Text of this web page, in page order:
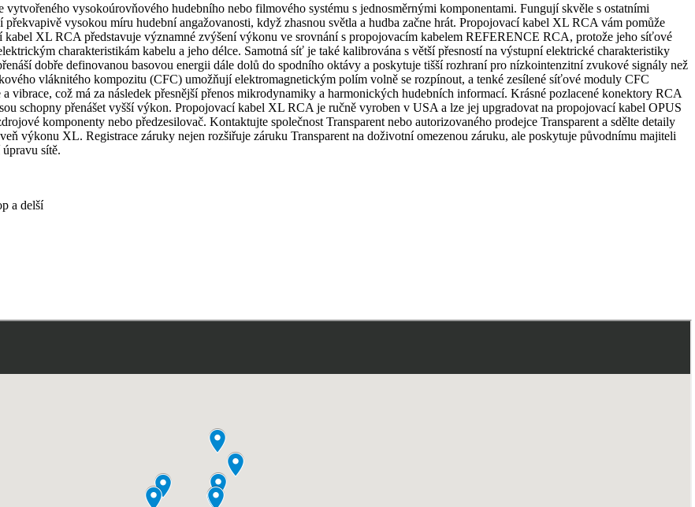
vysokoúrovňového hudebního nebo filmového systému s jednosměrnými komponentami. Fungují skvěle s ostatními
vysokou míru hudební angažovanosti, když zhasnou světla a hudba začne hrát. Propojovací kabel XL RCA vám pomůže
XL RCA představuje významné zvýšení výkonu ve srovnání s propojovacím kabelem REFERENCE RCA, protože jeho síťové
charakteristikám kabelu a jeho délce. Samotná síť je také kalibrována s větší přesností na výstupní elektrické charakteristiky
dobře definovanou basovou energii dále dolů do spodního oktávy a poskytuje tišší rozhraní pro nízkointenzitní zvukové signály než
vláknitého kompozitu (CFC) umožňují elektromagnetickým polím volně se rozpínout, a tenké zesílené síťové moduly CFC
vibrace, což má za následek přesnější přenos mikrodynamiky a harmonických hudebních informací. Krásné pozlacené konektory RCA
schopny přenášet vyšší výkon. Propojovací kabel XL RCA je ručně vyroben v USA a lze jej upgradovat na propojovací kabel OPUS
komponenty nebo předzesilovač. Kontaktujte společnost Transparent nebo autorizovaného prodejce Transparent a sdělte detaily
výkonu XL. Registrace záruky nejen rozšiřuje záruku Transparent na doživotní omezenou záruku, ale poskytuje původnímu majiteli
sítě.
a delší